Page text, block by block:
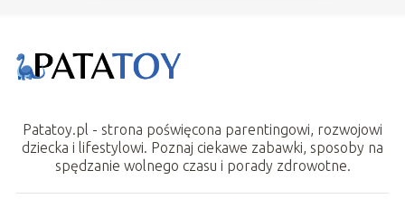
Patatoy.pl - strona poświęcona parentingowi, rozwojowi
dziecka i lifestylowi. Poznaj ciekawe zabawki, sposoby na
spędzanie wolnego czasu i porady zdrowotne.